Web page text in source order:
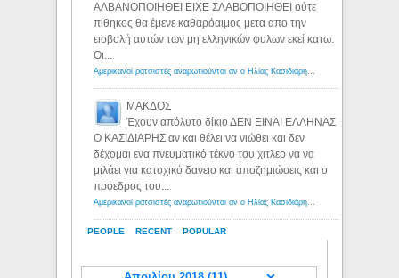
PEOPLE RECENT POPULAR
ΑΛΒΑΝΟΠΟΙΗΘΕΙ ΕΙΧΕ ΣΛΑΒΟΠΟΙΗΘΕΙ ούτε
πίθηκος θα έμενε καθαρόαιμος μετα απο την
εισβολή αυτών των μη ελληνικών φυλων εκεί κατω.
Οι...
Αμερικανοί ρατσιστές αναρωτιούνται αν ο Ηλίας Κασιδιάρης ανήκει στη λευκή φυλή... - Λόγιος Ερμής
ΜΑΚΔΟΣ
Έχουν απόλυτο δίκιο ΔΕΝ ΕΙΝΑΙ ΕΛΛΗΝΑΣ
Ο ΚΑΣΙΔΙΑΡΗΣ αν και θέλει να νιώθει και δεν
δέχομαι ενα πνευματικό τέκνο του χιτλερ να να
μιλάει για κατοχικό δανειο και αποζημιώσεις και ο
πρόεδρος του...
Αμερικανοί ρατσιστές αναρωτιούνται αν ο Ηλίας Κασιδιάρης ανήκει στη λευκή φυλή... - Λόγιος Ερμής